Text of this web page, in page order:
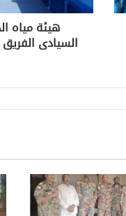
هيئة مياه
السيادى